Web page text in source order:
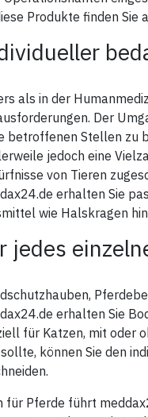
Bauchumfang des
sollte
um ausreichend
zu
vom Widerrist bis zum
gemessen.
Länge des Hinterbeines wird
Schwanzansatz bis zum
gemessen.
angegebene Länge in der
bezieht sich auf die
des Mantels.
einem Teil bedeckt sein.
Produkte finden Sie
als in der
Der
betroffenen Stellen zu
jedoch eine
von Tieren
erhalten Sie
wie Halskragen
jedes
erhalten Sie
für Katzen, mit oder
können Sie den
für Pferde führt